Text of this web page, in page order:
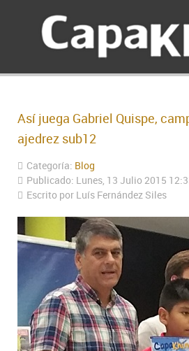
Así juega Gabriel Quispe,
ajedrez sub12
Categoría: Blog
Publicado: Lunes, 13 Julio 2015
Escrito por Luís Fernández Siles